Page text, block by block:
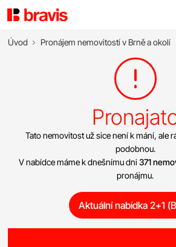
Úvod Pronájem nemovitostí v Brně a okolí
Tato nemovitost už sice není k mání, ale
podobnou.
V nabídce máme k dnešnímu dni371
pronájmu.
Aktuální nabídka 2+1